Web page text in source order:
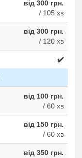
від 300 грн.
/ 105 хв
від 300 грн.
/ 120 хв
✔️
від 100 грн.
/ 60 хв
від 150 грн.
/ 60 хв
від 350 грн.